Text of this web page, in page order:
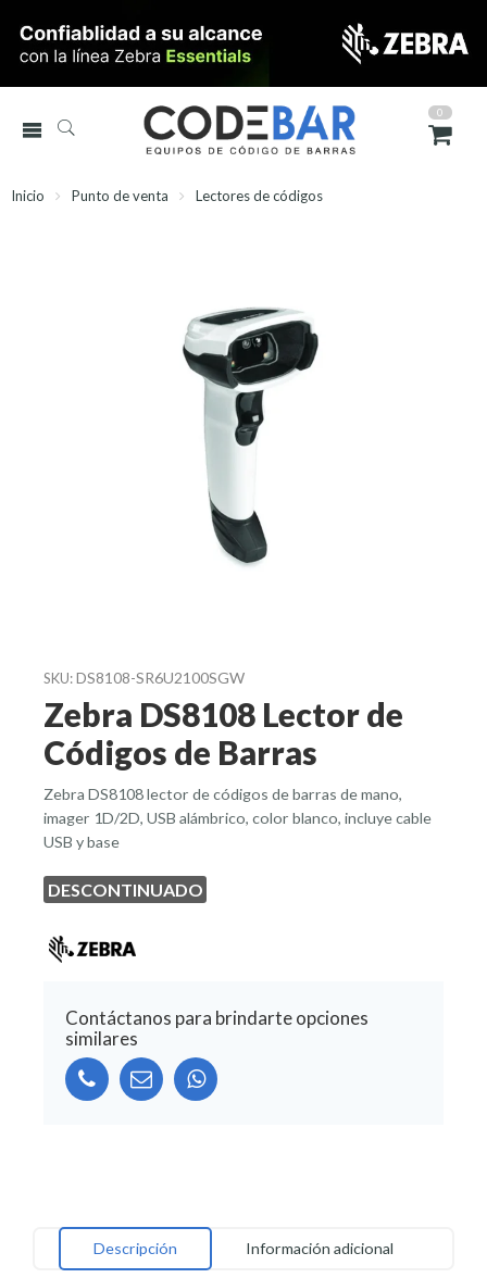
0
Inicio Punto de venta Lectores de códigos
SKU:DS8108-SR6U2100SGW
Zebra DS8108 Lector de
Códigos de Barras
Zebra DS8108 lector de códigos de barras de mano,
imager 1D/2D, USB alámbrico, color blanco, incluye cable
USB y base
DESCONTINUADO
Contáctanos para brindarte opciones
similares
Descripción Información adicional